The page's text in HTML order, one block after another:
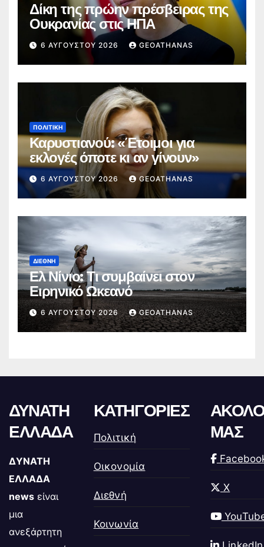
Δίκη της πρώην πρέσβειρας της
Ουκρανίας στις ΗΠΑ
6 ΑΥΓΟΎΣΤΟΥ 2026 GEOATHANAS
ΠΟΛΙΤΙΚΉ
Καρυστιανού: «Έτοιμοι για
εκλογές όποτε κι αν γίνουν»
6 ΑΥΓΟΎΣΤΟΥ 2026 GEOATHANAS
ΔΙΕΘΝΉ
Ελ Νίνιο: Τι συμβαίνει στον
Ειρηνικό Ωκεανό
6 ΑΥΓΟΎΣΤΟΥ 2026 GEOATHANAS
ΔΥΝΑΤΗ
ΕΛΛΑΔΑ
ΔΥΝΑΤΗ
ΕΛΛΑΔΑ
news είναι
μια
ανεξάρτητη
ΚΑΤΗΓΟΡΙΕΣ
Πολιτική
Οικονομία
Διεθνή
Κοινωνία
ΜΑΣ
X